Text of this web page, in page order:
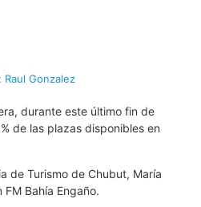
Raul Gonzalez
durante este último fin de
de las plazas disponibles en
de Turismo de Chubut, María
Bahía Engaño.